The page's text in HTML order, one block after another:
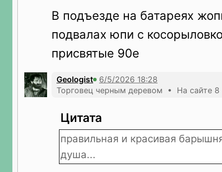
В подъезде на батареях
подвалах юпи с
присвятые 90е
Geologist
Торговец черным деревом • На сайте 8
Цитата
правильная и красивая
душа...